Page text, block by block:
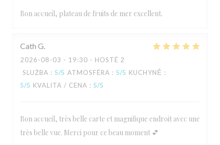
Bon accueil, plateau de fruits de mer excellent.
Cath G
2026-08-03 - 19:30 - HOSTÉ 2
SLUŽBA : 5/5 ATMOSFÉRA : 5/5 KUCHYNĚ :
5/5 KVALITA / CENA : 5/5
Bon accueil, très belle carte et magnifique endroit avec une
très belle vue. Merci pour ce beau moment 💕
L'Estival